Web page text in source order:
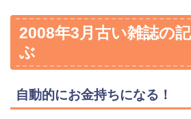
2008年3月古い雑誌の
ぶ
自動的にお金持ちになる！